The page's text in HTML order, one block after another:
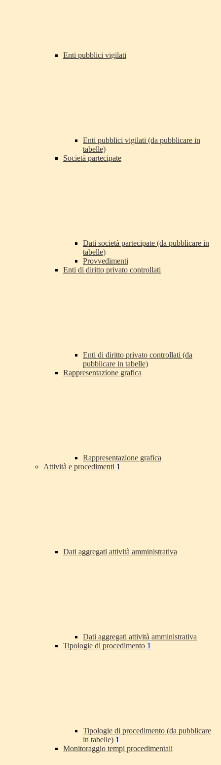
Enti pubblici vigilati
Enti pubblici vigilati (da pubblicare in
tabelle)
Società partecipate
Dati società partecipate (da pubblicare in
tabelle)
Provvedimenti
Enti di diritto privato controllati
Enti di diritto privato controllati (da
pubblicare in tabelle)
Rappresentazione grafica
Rappresentazione grafica
Attività e procedimenti 1
Dati aggregati attività amministrativa
Dati aggregati attività amministrativa
Tipologie di procedimento 1
Tipologie di procedimento (da pubblicare
in tabelle) 1
Monitoraggio tempi procedimentali